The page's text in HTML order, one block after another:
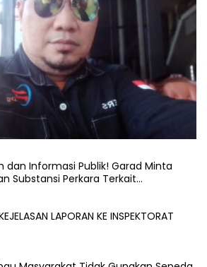
dan Informasi Publik! Garad Minta
Substansi Perkara Terkait
LAPORAN KE INSPEKTORAT